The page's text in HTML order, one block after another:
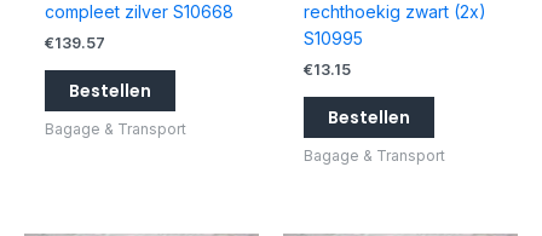
compleet zilver S10668
€139.57
Bestellen
Bagage & Transport
rechthoekig zwart (2x)
S10995
€13.15
Bestellen
Bagage & Transport